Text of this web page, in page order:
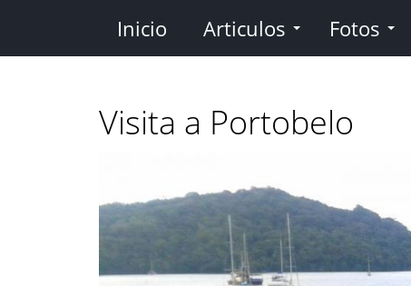
contenido
Inicio Articulos Fotos
Visita a Portobelo